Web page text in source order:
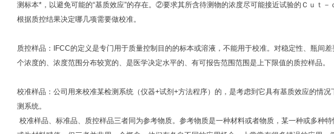
测标本*，以避免可能的“基质效应”的存在。②要求其所含待测物的浓度尽可能接近试验的Ｃｕｔ
根据质控结果决定哪几项需要做校准。
质控样品：IFCC的定义是专门用于质量控制目的的标本或溶液，不能用于校准。对稳定性、瓶间
个浓度的、浓度范围分布较宽的、是医学决定水平的、有可报告范围范围是上下限值的质控样品。
校准样品：公司用来校准某检测系统（仪器+试剂+方法程序）的，是考虑到它具有基质效应的情
测系统。
校准样品、标准品、质控样品三者同为参考物质。参考物质是一种材料或者物质，某一种或多种